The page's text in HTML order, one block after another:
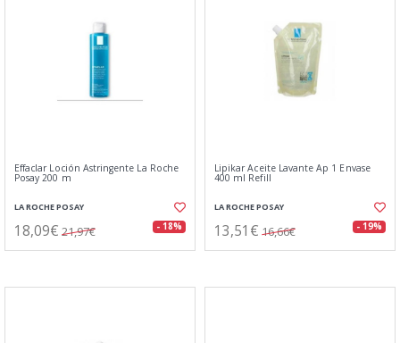
Effaclar Loción Astringente La Roche
Posay 200 m
LA ROCHE POSAY
18,09€ 21,97€ - 18%
Lipikar Aceite Lavante Ap 1 Envase
400 ml Refill
LA ROCHE POSAY
13,51€ 16,66€ - 19%